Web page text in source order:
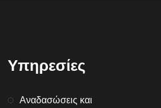
Υπηρεσίες
Αναδασώσεις και